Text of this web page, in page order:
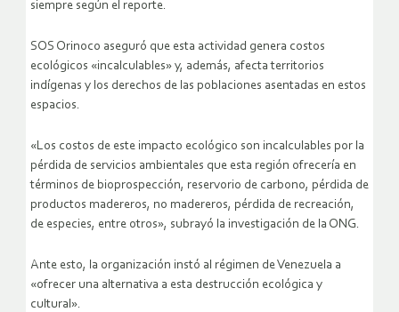
aproximadamente, 29 toneladas de mercurio cada año,
SOS Orinoco aseguró que esta actividad genera costos
ecológicos «incalculables» y, además, afecta territorios
indígenas y los derechos de las poblaciones asentadas en estos
«Los costos de este impacto ecológico son incalculables por la
pérdida de servicios ambientales que esta región ofrecería en
términos de bioprospección, reservorio de carbono, pérdida de
productos madereros, no madereros, pérdida de recreación,
Ante esto, la organización instó al régimen de Venezuela a
«ofrecer una alternativa a esta destrucción ecológica y